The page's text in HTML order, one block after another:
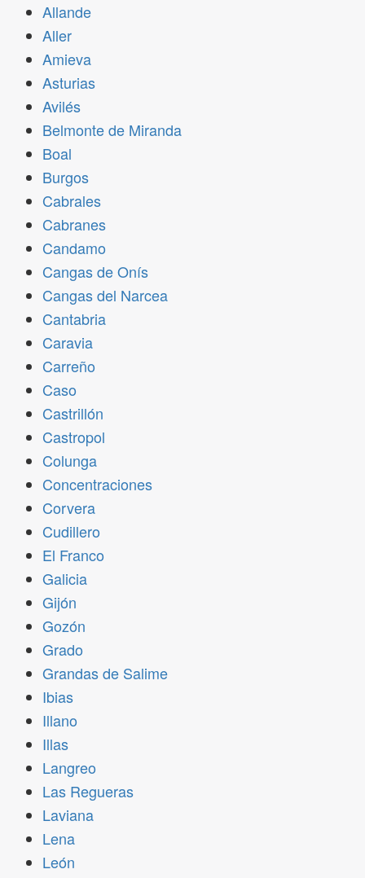
Allande
Aller
Amieva
Asturias
Avilés
Belmonte de Miranda
Boal
Burgos
Cabrales
Cabranes
Candamo
Cangas de Onís
Cangas del Narcea
Cantabria
Caravia
Carreño
Caso
Castrillón
Castropol
Colunga
Concentraciones
Corvera
Cudillero
El Franco
Galicia
Gijón
Gozón
Grado
Grandas de Salime
Ibias
Illano
Illas
Langreo
Las Regueras
Laviana
Lena
León